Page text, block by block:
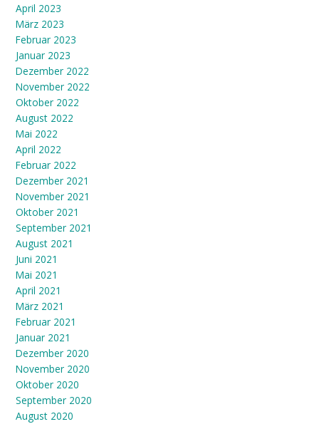
April 2023
März 2023
Februar 2023
Januar 2023
Dezember 2022
November 2022
Oktober 2022
August 2022
Mai 2022
April 2022
Februar 2022
Dezember 2021
November 2021
Oktober 2021
September 2021
August 2021
Juni 2021
Mai 2021
April 2021
März 2021
Februar 2021
Januar 2021
Dezember 2020
November 2020
Oktober 2020
September 2020
August 2020